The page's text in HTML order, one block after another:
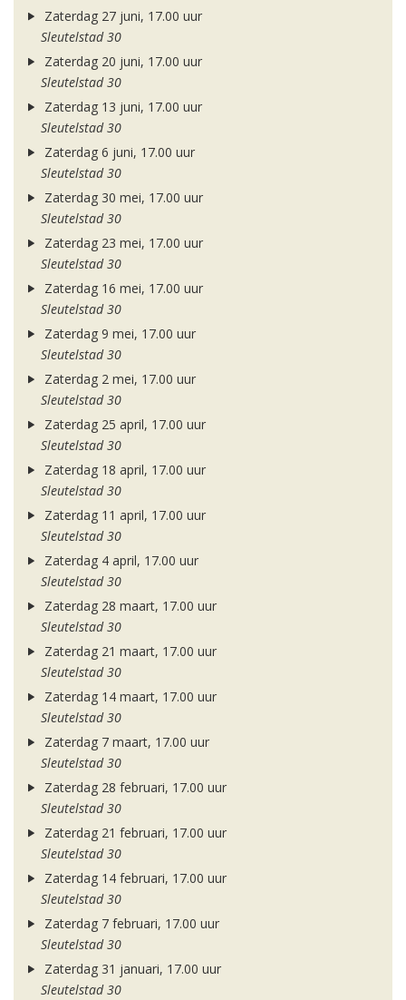
Zaterdag 27 juni, 17.00 uur
Sleutelstad 30
Zaterdag 20 juni, 17.00 uur
Sleutelstad 30
Zaterdag 13 juni, 17.00 uur
Sleutelstad 30
Zaterdag 6 juni, 17.00 uur
Sleutelstad 30
Zaterdag 30 mei, 17.00 uur
Sleutelstad 30
Zaterdag 23 mei, 17.00 uur
Sleutelstad 30
Zaterdag 16 mei, 17.00 uur
Sleutelstad 30
Zaterdag 9 mei, 17.00 uur
Sleutelstad 30
Zaterdag 2 mei, 17.00 uur
Sleutelstad 30
Zaterdag 25 april, 17.00 uur
Sleutelstad 30
Zaterdag 18 april, 17.00 uur
Sleutelstad 30
Zaterdag 11 april, 17.00 uur
Sleutelstad 30
Zaterdag 4 april, 17.00 uur
Sleutelstad 30
Zaterdag 28 maart, 17.00 uur
Sleutelstad 30
Zaterdag 21 maart, 17.00 uur
Sleutelstad 30
Zaterdag 14 maart, 17.00 uur
Sleutelstad 30
Zaterdag 7 maart, 17.00 uur
Sleutelstad 30
Zaterdag 28 februari, 17.00 uur
Sleutelstad 30
Zaterdag 21 februari, 17.00 uur
Sleutelstad 30
Zaterdag 14 februari, 17.00 uur
Sleutelstad 30
Zaterdag 7 februari, 17.00 uur
Sleutelstad 30
Zaterdag 31 januari, 17.00 uur
Sleutelstad 30